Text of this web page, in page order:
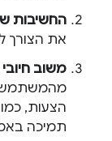
החשיבות
את הצורך
משוב
הצעות,
תמיכה